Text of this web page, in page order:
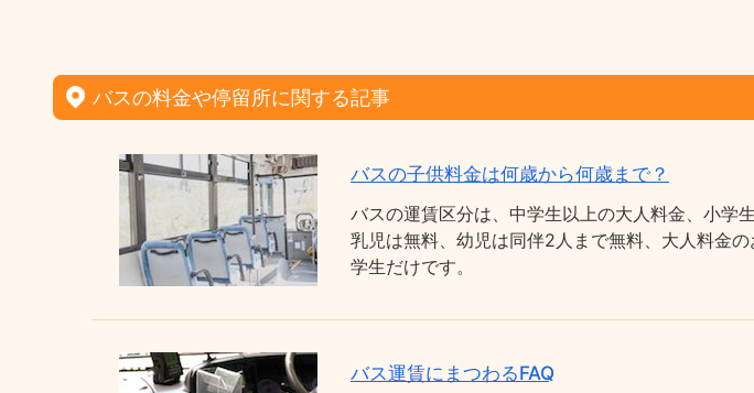
バスの料金や停留所に関する記事
バスの子供料金は何歳から何歳まで？
バスの運賃区分は、中学生以上の大人料金、小学
乳児は無料、幼児は同伴2人まで無料、大人料金
学生だけです。
バス運賃にまつわるFAQ